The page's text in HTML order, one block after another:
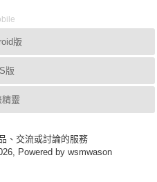
版
版
靈
、交流或討論的服務
Powered by wsmwason